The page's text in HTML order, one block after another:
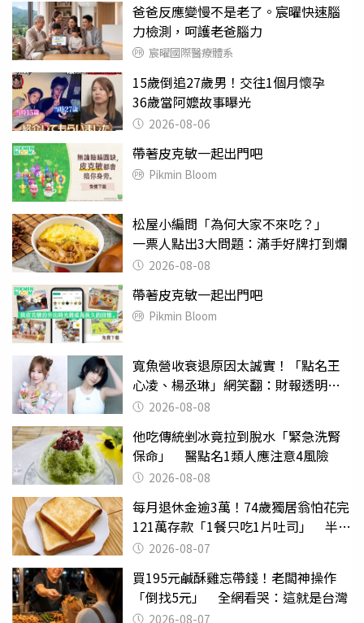
爸爸反應變慢不是老了。宸曜快速腦
力檢測，呵護老爸腦力
宸曜國際醫療體系
15歲倒追27歲男！交往1個月懷孕
36歲當阿嬤故事曝光
2026-08-06
帶著皮克敏一起出門吧
Pikmin Bloom
松屋小編問「為何大家不來吃？」
一票人點出3大問題：滿手好牌打到爛
2026-08-08
帶著皮克敏一起出門吧
Pikmin Bloom
寬魚營收衰退原因太誠實！「點名王
心凌、楊丞琳」網笑翻：財報透明度
滿分2026-08-08
他吃傳統剉冰竟拉到脫水「緊急洗腎
保命」 醫點名1類人應注意4風險
2026-08-08
每月退休金逾3萬！74歲獨居翁怕花完
121萬存款「1餐只吃1片吐司」 半年
後暴瘦嚇壞女兒
2026-08-07
買195元鹹酥雞忘帶錢！老闆神操作
「倒找5元」 全網看哭：這就是台灣
2026-08-07